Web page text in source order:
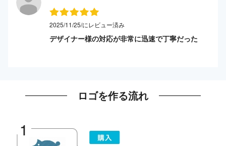
2025/11/25/にレビュー済み
デザイナー様の対応が非常に迅速で丁寧だった
ロゴを作る流れ